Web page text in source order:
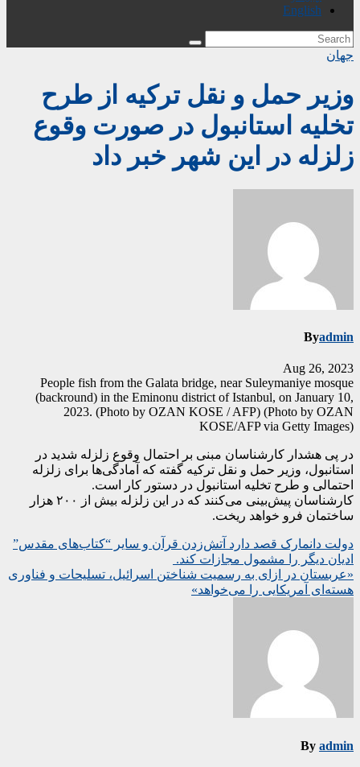
English
جهان
وزیر حمل و نقل ترکیه از طرح
تخلیه استانبول در صورت وقوع
زلزله در این شهر خبر داد
Byadmin
Aug 26, 2023
People fish from the Galata bridge, near Suleymaniye mosque
(backround) in the Eminonu district of Istanbul, on January 10,
2023. (Photo by OZAN KOSE / AFP) (Photo by OZAN
KOSE/AFP via Getty Images)
در پی هشدار کارشناسان مبنی بر احتمال وقوع زلزله شدید در
استانبول، وزیر حمل و نقل ترکیه گفته که آمادگی‌ها برای زلزله
احتمالی و طرح تخلیه استانبول در دستور کار است.
کارشناسان پیش‌بینی می‌کنند که در این زلزله بیش از ۲۰۰ هزار
ساختمان فرو خواهد ریخت.
Post
navigation
دولت دانمارک قصد دارد آتش‌زدن قرآن و سایر “کتاب‌های مقدس”
ادیان دیگر را مشمول مجازات کند.
«عربستان در ازای به رسمیت شناختن اسرائیل، تسلیحات و فناوری
هسته‌ای آمریکایی را می‌خواهد»
By admin